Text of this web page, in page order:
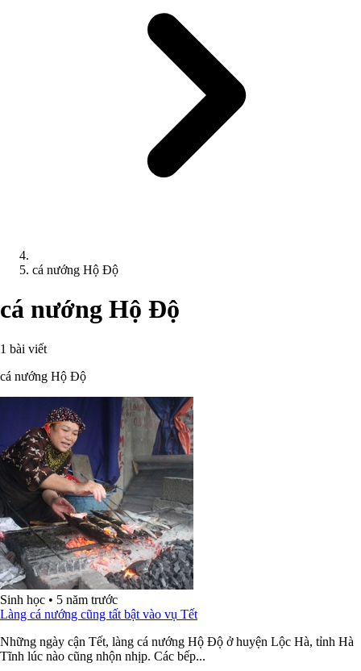
cá nướng Hộ Độ
cá nướng Hộ Độ
1 bài viết
cá nướng Hộ Độ
Sinh học • 5 năm trước
Làng cá nướng cũng tất bật vào vụ Tết
Những ngày cận Tết, làng cá nướng Hộ Độ ở huyện Lộc Hà, tỉnh Hà
Tĩnh lúc nào cũng nhộn nhịp. Các bếp...